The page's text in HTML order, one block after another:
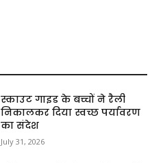
स्काउट गाइड के बच्चों ने रैली
निकालकर दिया स्वच्छ पर्यावरण
का संदेश
July 31, 2026